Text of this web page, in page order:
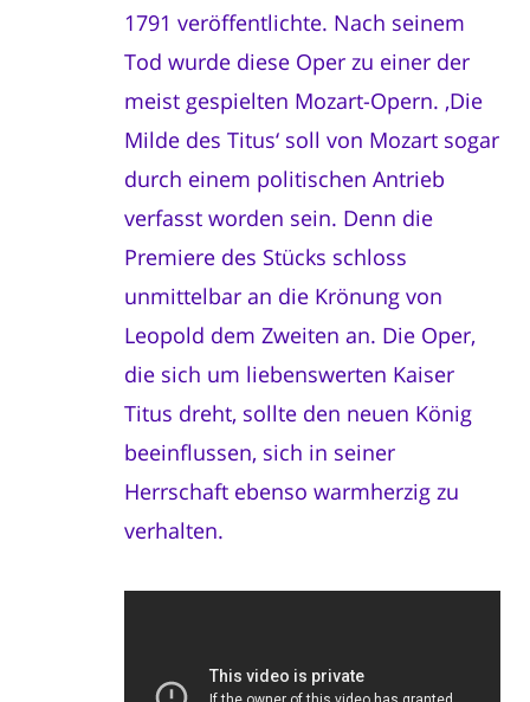
1791 veröffentlichte. Nach seinem
Tod wurde diese Oper zu einer der
meist gespielten Mozart-Opern. ‚Die
Milde des Titus‘ soll von Mozart sogar
durch einem politischen Antrieb
verfasst worden sein. Denn die
Premiere des Stücks schloss
unmittelbar an die Krönung von
Leopold dem Zweiten an. Die Oper,
die sich um liebenswerten Kaiser
Titus dreht, sollte den neuen König
beeinflussen, sich in seiner
Herrschaft ebenso warmherzig zu
verhalten.